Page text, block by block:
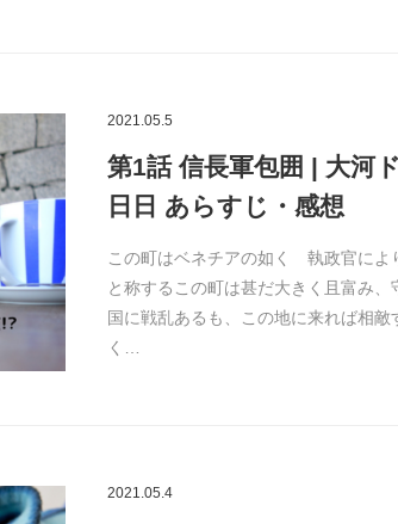
2021.05.5
第1話 信長軍包囲 | 大河
日日 あらすじ・感想
この町はベネチアの如く 執政官によ
と称するこの町は甚だ大きく且富み、
国に戦乱あるも、この地に来れば相敵
く…
2021.05.4